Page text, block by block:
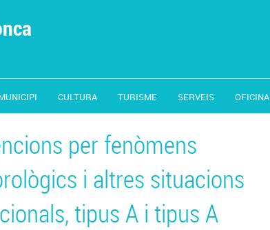
CULTURA TURISME SERVEIS
per fenòmens
i altres situacions
tipus A i tipus A